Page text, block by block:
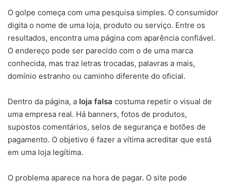
O golpe começa com uma pesquisa simples. O consumidor
digita o nome de uma loja, produto ou serviço. Entre os
resultados, encontra uma página com aparência confiável.
O endereço pode ser parecido com o de uma marca
conhecida, mas traz letras trocadas, palavras a mais,
domínio estranho ou caminho diferente do oficial.
Dentro da página, a loja falsa costuma repetir o visual de
uma empresa real. Há banners, fotos de produtos,
supostos comentários, selos de segurança e botões de
pagamento. O objetivo é fazer a vítima acreditar que está
em uma loja legítima.
O problema aparece na hora de pagar. O site pode